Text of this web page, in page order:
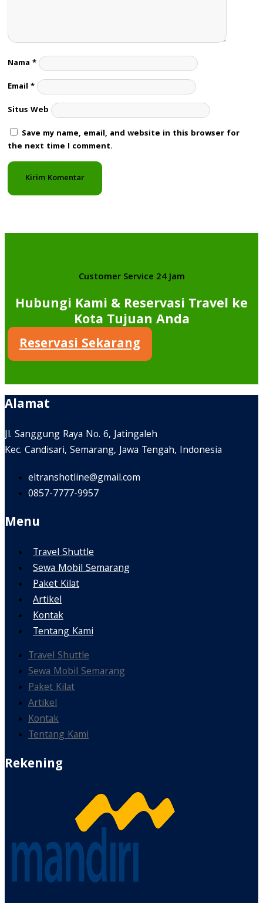
Nama *
Email *
Situs Web
Save my name, email, and website in this browser for
the next time I comment.
Customer Service 24 Jam
Hubungi Kami & Reservasi Travel ke
Kota Tujuan Anda
Reservasi Sekarang
Alamat
Jl. Sanggung Raya No. 6, Jatingaleh
Kec. Candisari, Semarang, Jawa Tengah, Indonesia
eltranshotline@gmail.com
0857-7777-9957
Menu
Travel Shuttle
Sewa Mobil Semarang
Paket Kilat
Artikel
Kontak
Tentang Kami
Travel Shuttle
Sewa Mobil Semarang
Paket Kilat
Artikel
Kontak
Tentang Kami
Rekening